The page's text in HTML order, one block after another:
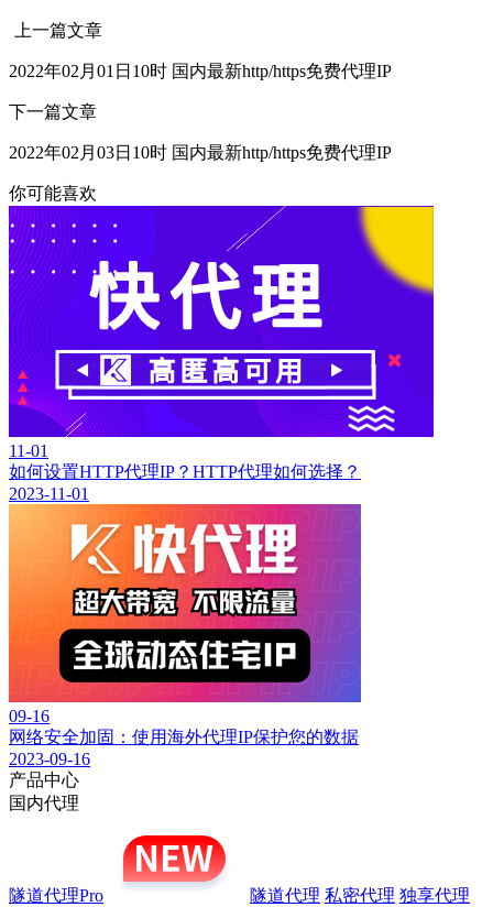
上一篇文章
2022年02月01日10时 国内最新http/https免费代理IP
下一篇文章
2022年02月03日10时 国内最新http/https免费代理IP
你可能喜欢
11-01
如何设置HTTP代理IP？HTTP代理如何选择？
2023-11-01
09-16
网络安全加固：使用海外代理IP保护您的数据
2023-09-16
产品中心
国内代理
隧道代理Pro 隧道代理 私密代理 独享代理